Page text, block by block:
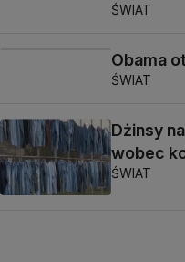
ŚWIAT
Obama
ŚWIAT
Dżinsy
wobec
ŚWIAT